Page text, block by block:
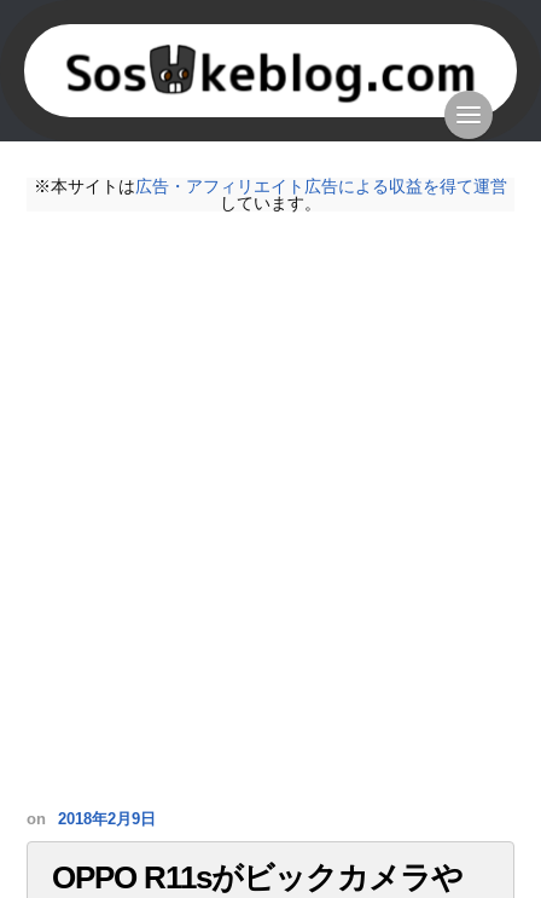
※本サイトは広告・アフィリエイト広告による収益を得て運営
しています。
on 2018年2月9日
OPPO R11sがビックカメラや